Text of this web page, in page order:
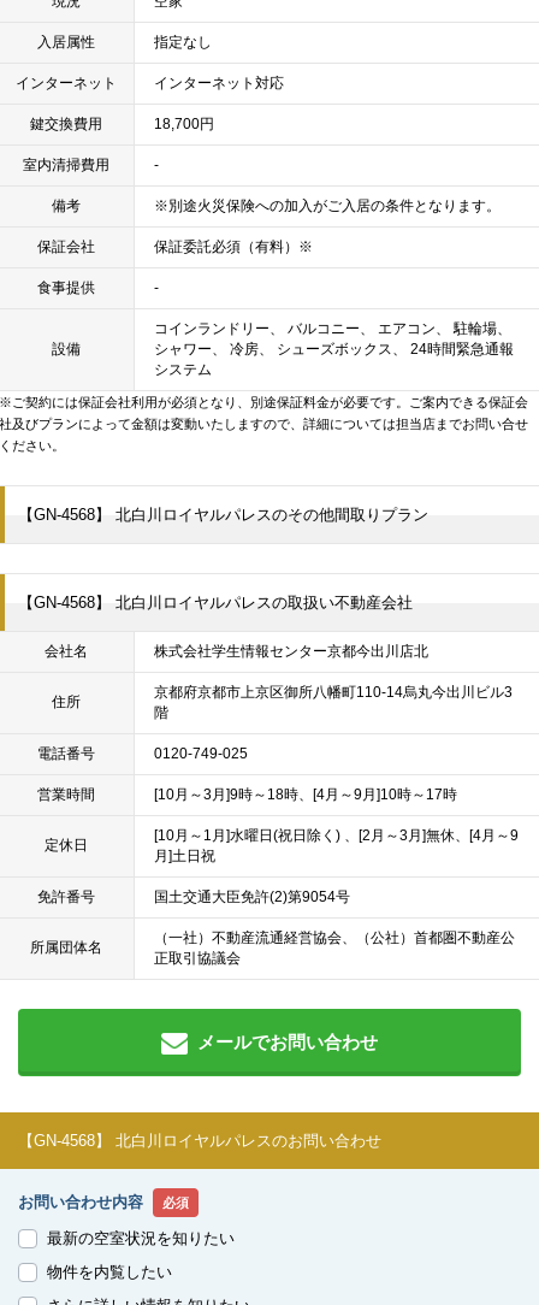
入居属性 指定なし
インターネット インターネット対応
鍵交換費用 18,700円
室内清掃費用 -
備考 ※別途火災保険への加入がご入居の条件となります。
保証会社 保証委託必須（有料）※
食事提供 -
設備
コインランドリー、 バルコニー、 エアコン、 駐輪場、
シャワー、 冷房、 シューズボックス、 24時間緊急通報
システム
※ご契約には保証会社利用が必須となり、別途保証料金が必要です。ご案内できる保証会
社及びプランによって金額は変動いたしますので、詳細については担当店までお問い合せ
ください。
【GN-4568】 北白川ロイヤルパレスのその他間取りプラン
【GN-4568】 北白川ロイヤルパレスの取扱い不動産会社
会社名 株式会社学生情報センター京都今出川店北
住所
京都府京都市上京区御所八幡町110-14烏丸今出川ビル3
階
電話番号 0120-749-025
営業時間 [10月～3月]9時～18時、[4月～9月]10時～17時
定休日
[10月～1月]水曜日(祝日除く) 、[2月～3月]無休、[4月～9
月]土日祝
免許番号 国土交通大臣免許(2)第9054号
所属団体名
（一社）不動産流通経営協会、（公社）首都圏不動産公
正取引協議会
メールでお問い合わせ
【GN-4568】 北白川ロイヤルパレスのお問い合わせ
お問い合わせ内容 必須
最新の空室状況を知りたい
物件を内覧したい